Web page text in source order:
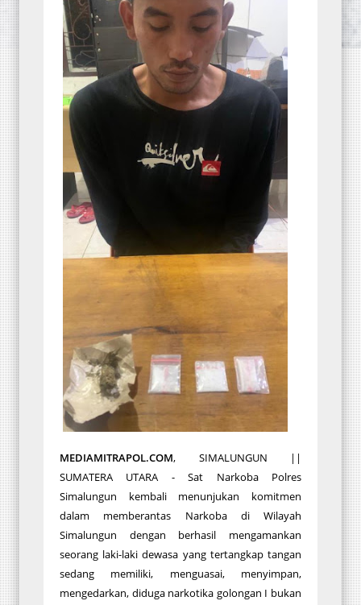
MEDIAMITRAPOL.COM, SIMALUNGUN ||
SUMATERA UTARA - Sat Narkoba Polres
Simalungun kembali menunjukan komitmen
dalam memberantas Narkoba di Wilayah
Simalungun dengan berhasil mengamankan
seorang laki-laki dewasa yang tertangkap tangan
sedang memiliki, menguasai, menyimpan,
mengedarkan, diduga narkotika golongan I bukan